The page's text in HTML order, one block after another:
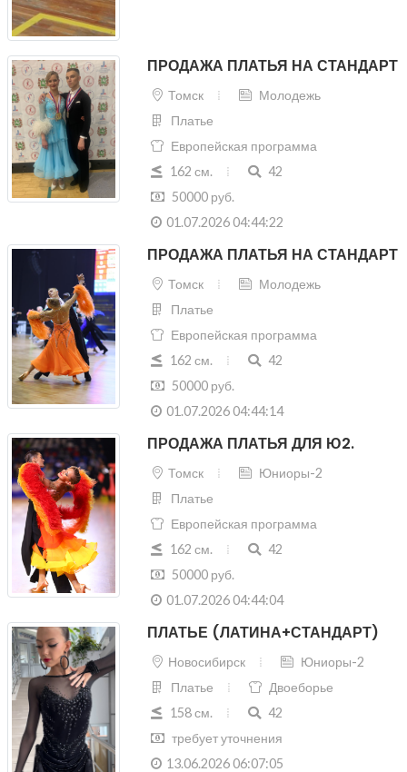
ПРОДАЖА ПЛАТЬЯ НА СТАНДАРТ
Томск
Молодежь
Платье
Европейская программа
162 см.
42
50000 руб.
01.07.2026 04:44:22
ПРОДАЖА ПЛАТЬЯ НА СТАНДАРТ
Томск
Молодежь
Платье
Европейская программа
162 см.
42
50000 руб.
01.07.2026 04:44:14
ПРОДАЖА ПЛАТЬЯ ДЛЯ Ю2.
Томск
Юниоры-2
Платье
Европейская программа
162 см.
42
50000 руб.
01.07.2026 04:44:04
ПЛАТЬЕ (ЛАТИНА+СТАНДАРТ)
Новосибирск
Юниоры-2
Платье
Двоеборье
158 см.
42
требует уточнения
13.06.2026 06:07:05